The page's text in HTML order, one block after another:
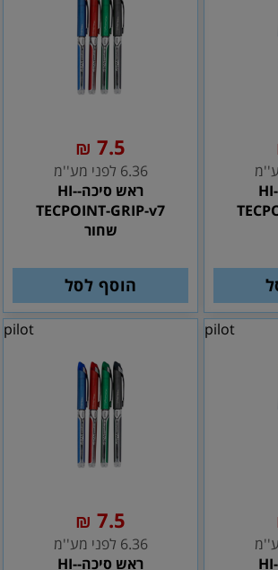
ראש סיכה-HI-
7.5
₪
6.36 לפני מע''מ
ראש סיכה-HI-
TECPOINT-GRIP-v7
שחור
הוסף לסל
pilot
ראש סיכה-HI-
pilot
7.5
₪
6.36 לפני מע''מ
ראש סיכה-HI-